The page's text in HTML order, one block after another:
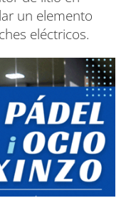
un elemento
eléctricos.